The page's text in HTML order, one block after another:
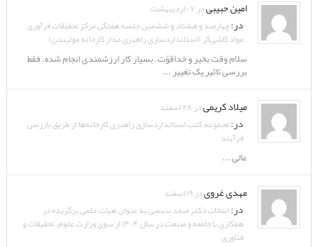
امین حبیبیدر ۰۷ اردیبهشت
در:چهارصد و هشتاد و ششمین جلسه هفتگی مرکز تحقیقات فرآوری
مواد کاشی‌گر (استانداردسازی راهبری مدار کارخانه مولیبدن)
سلام وقت بخیر و خداقوّت. بسیار کار ارزشمندی انجام شده. فقط
بررسی تاثیر یک تغییر ...
میلاد کریمیدر ۲۸ اسفند
در:مجموعه کتب استانداردسازی راهبری کارخانه‌ها از طریق بازرسی
فرآیند
عالی ...
مهدی غرویدر ۱۹ اسفند
در:انتخاب دکتر صمد بنیسی به عنوان هیات علمی برگزیده در
همکاری با جامعه و صنعت در سال ۱۴۰۴ از سوی وزارت علوم، تحقیقات و
فناوری